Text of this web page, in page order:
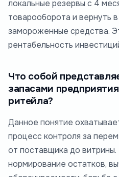
локальные резервы с 4
товарооборота и вернуть
замороженные средства.
рентабельность
Что собой
запасами
ритейла?
Данное понятие
процесс контроля за
от поставщика до витрины.
нормирование остатков,